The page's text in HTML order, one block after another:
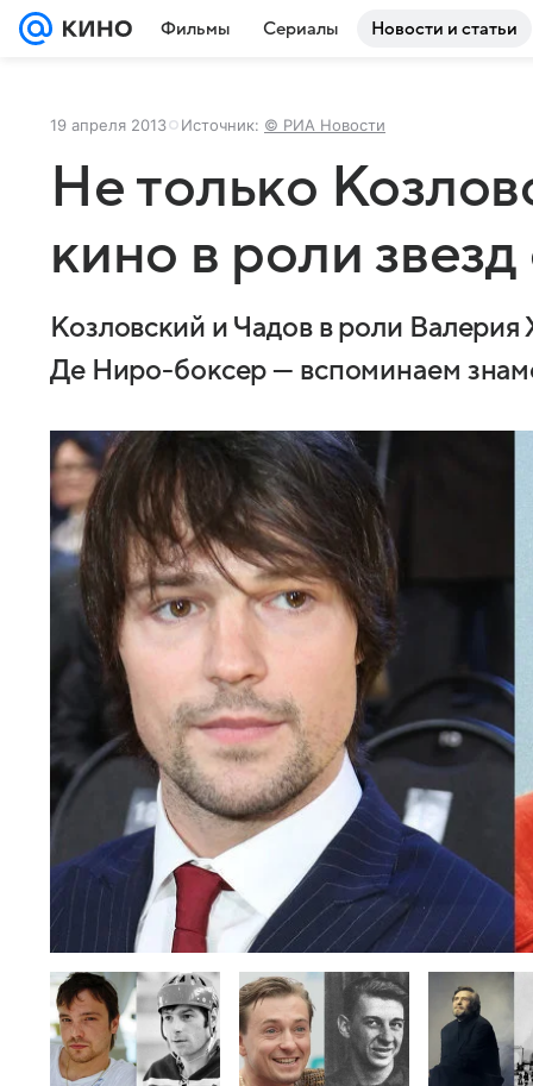
Фильмы Сериалы Новости и статьи
19 апреля 2013 Источник: © РИА Новости
Не только
кино в роли
Козловский и Чадов в роли
Де Ниро-боксер — вспоминаем